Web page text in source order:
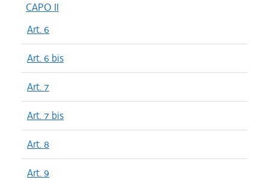
CAPO II
Art. 6
Art. 6 bis
Art. 7
Art. 7 bis
Art. 8
Art. 9